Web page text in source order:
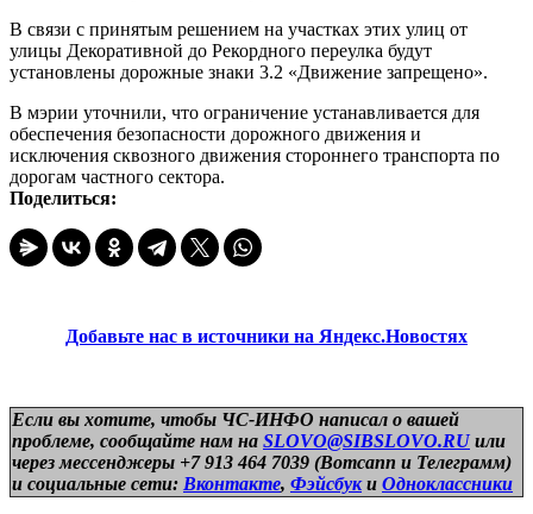
В связи с принятым решением на участках этих улиц от
улицы Декоративной до Рекордного переулка будут
установлены дорожные знаки 3.2 «Движение запрещено».
В мэрии уточнили, что ограничение устанавливается для
обеспечения безопасности дорожного движения и
исключения сквозного движения стороннего транспорта по
дорогам частного сектора.
Поделиться:
Добавьте нас в источники на Яндекс.Новостях
Если вы хотите, чтобы ЧС-ИНФО написал о вашей
проблеме, сообщайте нам на SLOVO@SIBSLOVO.RU или
через мессенджеры +7 913 464 7039 (Вотсапп и Телеграмм)
и социальные сети: Вконтакте, Фэйсбуки Одноклассники